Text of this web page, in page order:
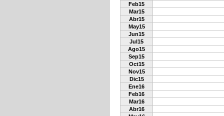
Feb15
Mar15
Abr15
May15
Jun15
Jul15
Ago15
Sep15
Oct15
Nov15
Dic15
Ene16
Feb16
Mar16
Abr16